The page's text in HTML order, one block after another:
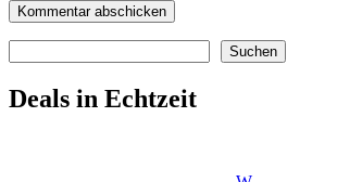
Suchen
Deals in Echtzeit